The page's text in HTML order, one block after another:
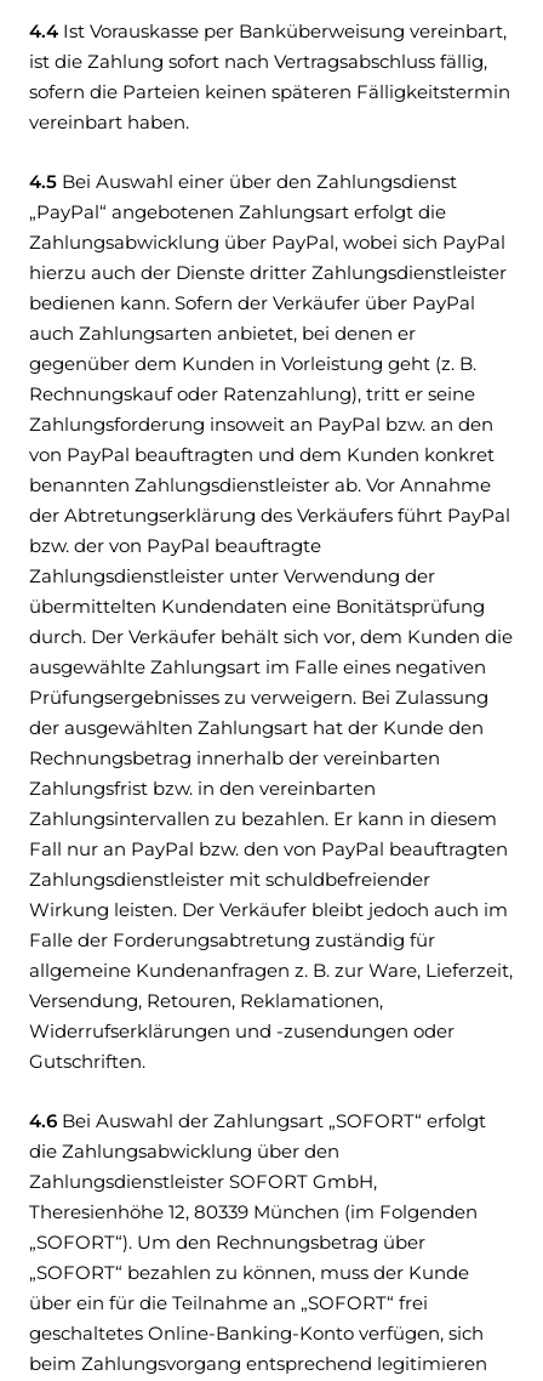
4.4 Ist Vorauskasse per Banküberweisung vereinbart,
ist die Zahlung sofort nach Vertragsabschluss fällig,
sofern die Parteien keinen späteren Fälligkeitstermin
vereinbart haben.
4.5 Bei Auswahl einer über den Zahlungsdienst
„PayPal“ angebotenen Zahlungsart erfolgt die
Zahlungsabwicklung über PayPal, wobei sich PayPal
hierzu auch der Dienste dritter Zahlungsdienstleister
bedienen kann. Sofern der Verkäufer über PayPal
auch Zahlungsarten anbietet, bei denen er
gegenüber dem Kunden in Vorleistung geht (z. B.
Rechnungskauf oder Ratenzahlung), tritt er seine
Zahlungsforderung insoweit an PayPal bzw. an den
von PayPal beauftragten und dem Kunden konkret
benannten Zahlungsdienstleister ab. Vor Annahme
der Abtretungserklärung des Verkäufers führt PayPal
bzw. der von PayPal beauftragte
Zahlungsdienstleister unter Verwendung der
übermittelten Kundendaten eine Bonitätsprüfung
durch. Der Verkäufer behält sich vor, dem Kunden die
ausgewählte Zahlungsart im Falle eines negativen
Prüfungsergebnisses zu verweigern. Bei Zulassung
der ausgewählten Zahlungsart hat der Kunde den
Rechnungsbetrag innerhalb der vereinbarten
Zahlungsfrist bzw. in den vereinbarten
Zahlungsintervallen zu bezahlen. Er kann in diesem
Fall nur an PayPal bzw. den von PayPal beauftragten
Zahlungsdienstleister mit schuldbefreiender
Wirkung leisten. Der Verkäufer bleibt jedoch auch im
Falle der Forderungsabtretung zuständig für
allgemeine Kundenanfragen z. B. zur Ware, Lieferzeit,
Versendung, Retouren, Reklamationen,
Widerrufserklärungen und -zusendungen oder
Gutschriften.
4.6 Bei Auswahl der Zahlungsart „SOFORT“ erfolgt
die Zahlungsabwicklung über den
Zahlungsdienstleister SOFORT GmbH,
Theresienhöhe 12, 80339 München (im Folgenden
„SOFORT“). Um den Rechnungsbetrag über
„SOFORT“ bezahlen zu können, muss der Kunde
über ein für die Teilnahme an „SOFORT“ frei
geschaltetes Online-Banking-Konto verfügen, sich
beim Zahlungsvorgang entsprechend legitimieren